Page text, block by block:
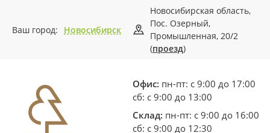
Ваш город: Новосибирск
Новосибирская область,
Пос. Озерный,
Промышленная, 20/2
(проезд)
Офис: пн-пт: с 9:00 до 17:00
сб: с 9:00 до 13:00
Склад: пн-пт: с 9:00 до 16:00
сб: с 9:00 до 12:30